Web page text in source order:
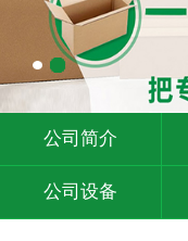
公司简介
公司设备